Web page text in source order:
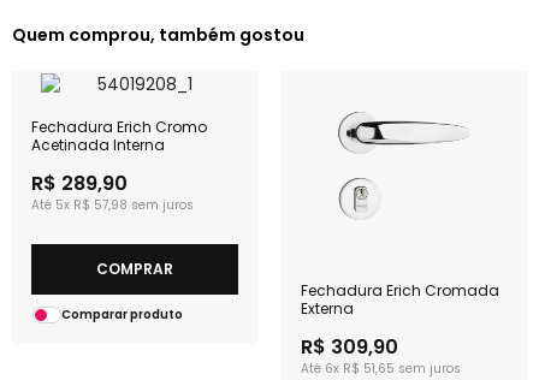
Quem comprou, também gostou
Fechadura Erich Cromo
Acetinada Interna
R$ 289,90
5x R$ 57,98
COMPRAR
Comparar produto
Fechadura Erich Cromada
Externa
R$ 309,90
6x R$ 51,65